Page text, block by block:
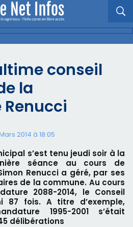
conseil
la
2014 à 18:05
s’est tenu jeudi soir à la
séance au cours de
Renucci a géré, par ses
de la commune. Au cours
2088-2014, le Conseil
87 fois. A titre d’exemple,
1995-2001 s’était
délibérations